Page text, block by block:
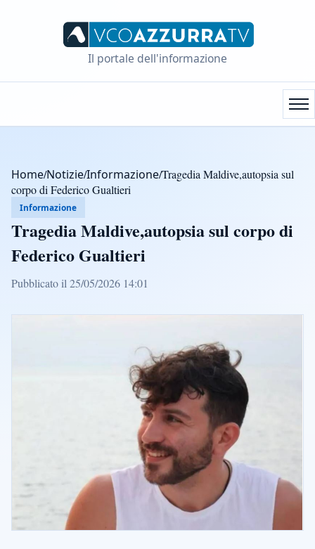
Il portale dell'informazione
Home/Notizie/Informazione/Tragedia Maldive,autopsia sul
corpo di Federico Gualtieri
Informazione
Tragedia Maldive,autopsia sul corpo di
Federico Gualtieri
Pubblicato il 25/05/2026 14:01